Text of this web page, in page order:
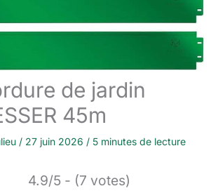
de jardin
45m
/ 27 juin 2026 / 5 minutes de lecture
4.9/5 - (7 votes)